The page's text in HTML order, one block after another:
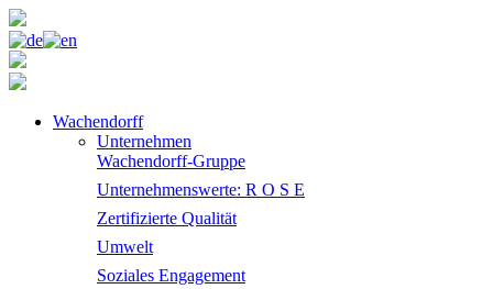
Wachendorff
Unternehmen
Wachendorff-Gruppe
Unternehmenswerte: R O S E
Zertifizierte Qualität
Umwelt
Soziales Engagement